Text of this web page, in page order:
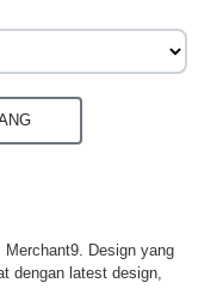
Design yang
dengan latest design,